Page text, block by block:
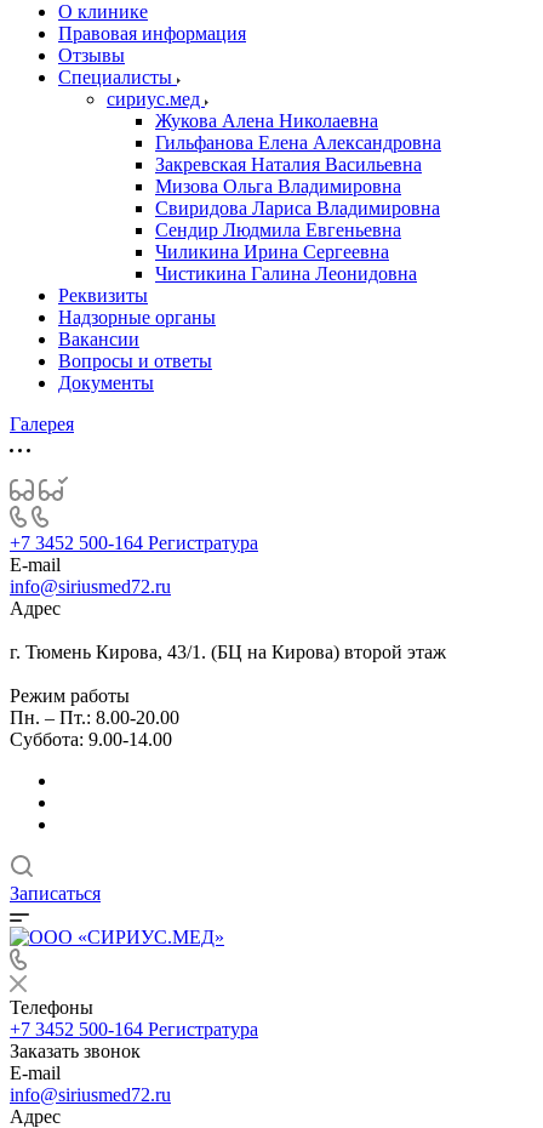
О клинике
Правовая информация
Отзывы
Специалисты
сириус.мед
Жукова Алена Николаевна
Гильфанова Елена Александровна
Закревская Наталия Васильевна
Мизова Ольга Владимировна
Свиридова Лариса Владимировна
Сендир Людмила Евгеньевна
Чиликина Ирина Сергеевна
Чистикина Галина Леонидовна
Реквизиты
Надзорные органы
Вакансии
Вопросы и ответы
Документы
Галерея
+7 3452 500-164 Регистратура
E-mail
info@siriusmed72.ru
Адрес
г. Тюмень Кирова, 43/1. (БЦ на Кирова) второй этаж
Режим работы
Пн. – Пт.: 8.00-20.00
Суббота: 9.00-14.00
Записаться
Телефоны
+7 3452 500-164 Регистратура
Заказать звонок
E-mail
info@siriusmed72.ru
Адрес